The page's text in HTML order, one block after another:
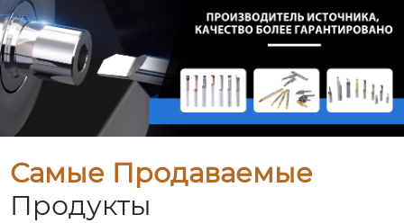
Самые Продаваемые
Продукты